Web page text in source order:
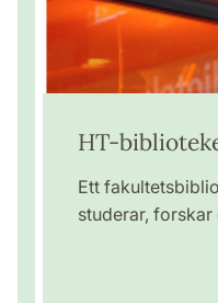
HT-
Ett
studerar,